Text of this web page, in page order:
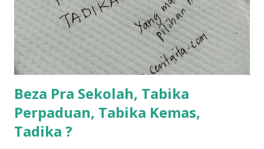
dukung adik hadi sambil pimpin kakak husna... yang abg
ngah dengan abg long terserah pada shah la pulak.. tapi
kalau ikut anak-anak semua nak ummi pimpin... ajer rebeh
ba...
Beza Pra Sekolah, Tabika
Perpaduan, Tabika Kemas,
Tadika ?